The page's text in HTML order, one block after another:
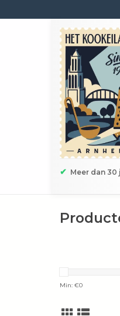
✔ Meer dan 30
Min: €0